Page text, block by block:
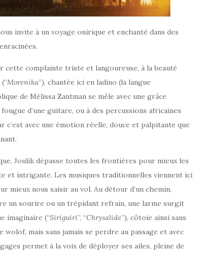
invite à un voyage onirique et enchanté dans des
cette complainte triste et langoureuse, à la beauté
Morenika”), chantée ici en ladino (la langue
de Mélissa Zantman se mêle avec une grâce
d’une guitare, ou à des percussions africaines
c’est avec une émotion réelle, douce et palpitante que
Joulik dépasse toutes les frontières pour mieux les
et intrigante. Les musiques traditionnelles viennent ici
mieux nous saisir au vol. Au détour d’un chemin,
un sourire ou un trépidant refrain, une larme surgit
imaginaire (“Siriguiri”, “Chrysalide”), côtoie ainsi sans
mais sans jamais se perdre au passage et avec
permet à la voix de déployer ses ailes, pleine de